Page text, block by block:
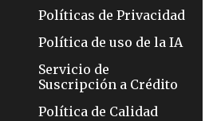
Políticas de Privacidad
Política de uso de la IA
Servicio de
Suscripción a Crédito
Política de Calidad